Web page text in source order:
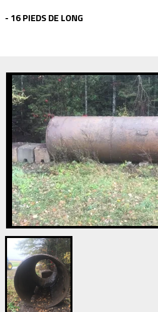
- 16 PIEDS DE LONG